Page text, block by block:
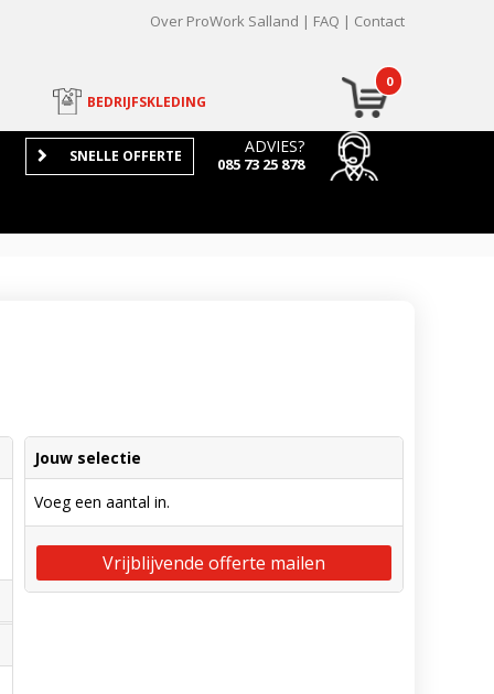
Over ProWork Salland FAQ Contact
0
BEDRIJFSKLEDING
ADVIES?
085 73 25 878
SNELLE OFFERTE
Jouw selectie
Voeg een aantal in.
Vrijblijvende offerte mailen